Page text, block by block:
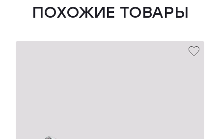
ПОХОЖИЕ ТОВАРЫ